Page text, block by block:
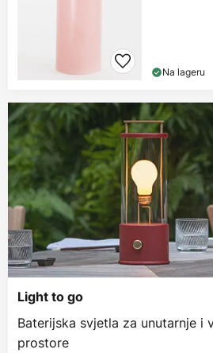
Na lageru
Light to go
Baterijska svjetla za unutarnje i
prostore